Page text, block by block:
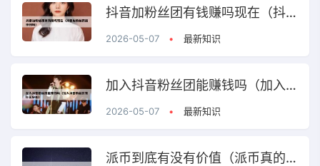
抖音加粉丝团有钱赚吗现在（抖音加粉丝团能挣钱吗）
2026-05-07 • 最新知识
加入抖音粉丝团能赚钱吗（加入抖音粉丝团有什么好处）
2026-05-07 • 最新知识
派币到底有没有价值（派币真的有价值吗）